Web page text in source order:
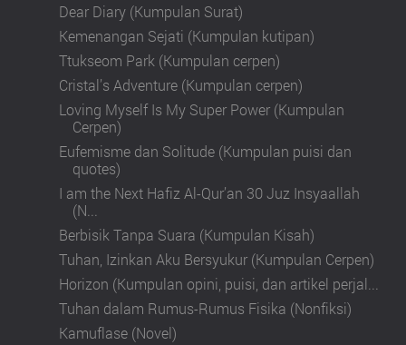
Dear Diary (Kumpulan Surat)
Kemenangan Sejati (Kumpulan kutipan)
Ttukseom Park (Kumpulan cerpen)
Cristal’s Adventure (Kumpulan cerpen)
Loving Myself Is My Super Power (Kumpulan
Cerpen)
Eufemisme dan Solitude (Kumpulan puisi dan
quotes)
I am the Next Hafiz Al-Qur’an 30 Juz Insyaallah
(N...
Berbisik Tanpa Suara (Kumpulan Kisah)
Tuhan, Izinkan Aku Bersyukur (Kumpulan Cerpen)
Horizon (Kumpulan opini, puisi, dan artikel perjal...
Tuhan dalam Rumus-Rumus Fisika (Nonfiksi)
Kamuflase (Novel)